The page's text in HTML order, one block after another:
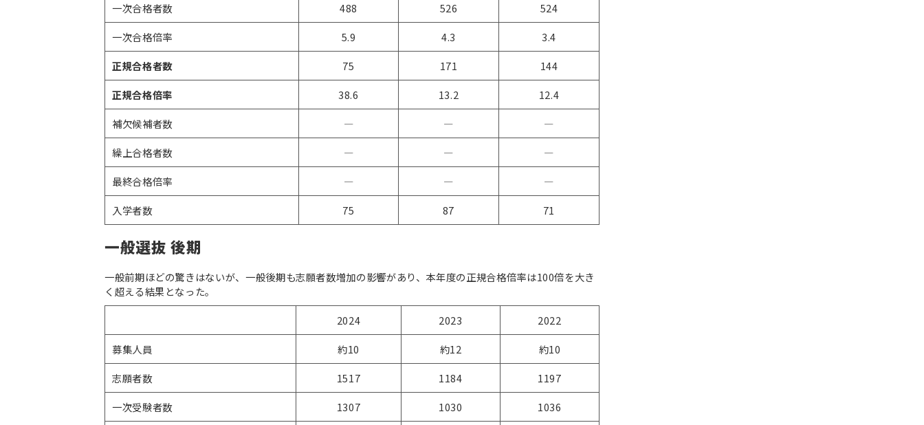
一次合格者数
488 526
524
一次合格倍率
5.9 4.3
3.4
正規合格者数
75 171
144
正規合格倍率
38.6 13.2
12.4
補欠候補者数
― ―
―
繰上合格者数
― ―
―
最終合格倍率
― ―
―
入学者数
75 87 71
一般選抜 後期
一般前期ほどの驚きはないが、一般後期も志願者数増加の影響があり、本年度の正規合格倍率は100倍を大き
く超える結果となった。
2024
2023
2022
募集人員
約10 約12
約10
志願者数
1517 1184
1197
一次受験者数
1307 1030
1036